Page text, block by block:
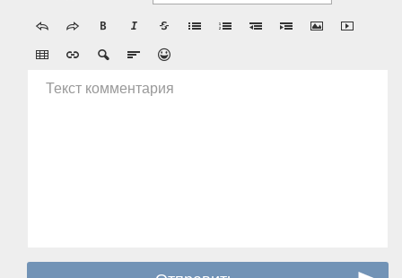
Текст комментария